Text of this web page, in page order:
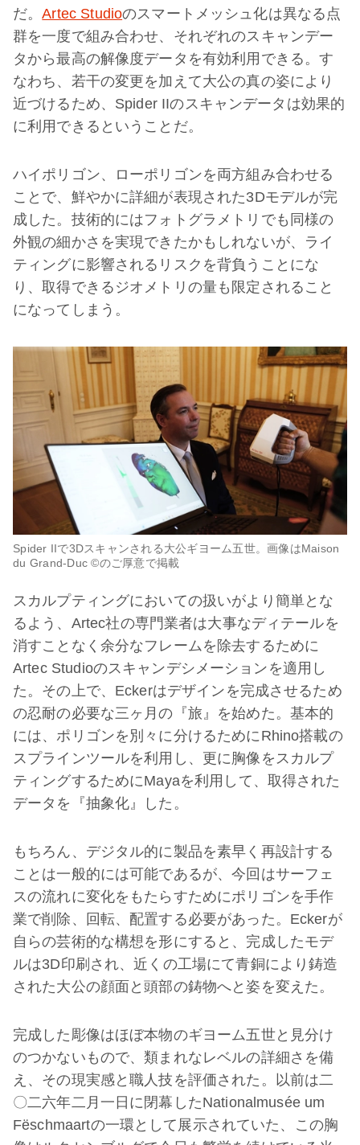
だ。Artec Studioのスマートメッシュ化は異なる点
群を一度で組み合わせ、それぞれのスキャンデー
タから最高の解像度データを有効利用できる。す
なわち、若干の変更を加えて大公の真の姿により
近づけるため、Spider IIのスキャンデータは効果的
に利用できるということだ。
ハイポリゴン、ローポリゴンを両方組み合わせる
ことで、鮮やかに詳細が表現された3Dモデルが完
成した。技術的にはフォトグラメトリでも同様の
外観の細かさを実現できたかもしれないが、ライ
ティングに影響されるリスクを背負うことにな
り、取得できるジオメトリの量も限定されること
になってしまう。
Spider IIで3Dスキャンされる大公ギヨーム五世。画像はMaison
du Grand-Duc ©のご厚意で掲載
スカルプティングにおいての扱いがより簡単とな
るよう、Artec社の専門業者は大事なディテールを
消すことなく余分なフレームを除去するために
Artec Studioのスキャンデシメーションを適用し
た。その上で、Eckerはデザインを完成させるため
の忍耐の必要な三ヶ月の『旅』を始めた。基本的
には、ポリゴンを別々に分けるためにRhino搭載の
スプラインツールを利用し、更に胸像をスカルプ
ティングするためにMayaを利用して、取得された
データを『抽象化』した。
もちろん、デジタル的に製品を素早く再設計する
ことは一般的には可能であるが、今回はサーフェ
スの流れに変化をもたらすためにポリゴンを手作
業で削除、回転、配置する必要があった。Eckerが
自らの芸術的な構想を形にすると、完成したモデ
ルは3D印刷され、近くの工場にて青銅により鋳造
された大公の顔面と頭部の鋳物へと姿を変えた。
完成した彫像はほぼ本物のギヨーム五世と見分け
のつかないもので、類まれなレベルの詳細さを備
え、その現実感と職人技を評価された。以前は二
〇二六年二月一日に閉幕したNationalmusée um
Fëschmaartの一環として展示されていた、この胸